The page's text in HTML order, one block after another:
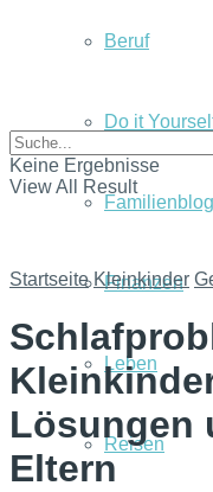
Beruf
Do it
Familienblog
Finanzen
Leben
Reisen
Keine Ergebnisse
View All Result
Startseite Kleinkinder
Lösungen
Eltern